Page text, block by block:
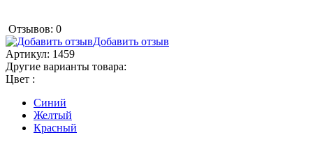
Отзывов: 0
Добавить отзыв
Артикул: 1459
Другие варианты товара:
Цвет :
Синий
Желтый
Красный